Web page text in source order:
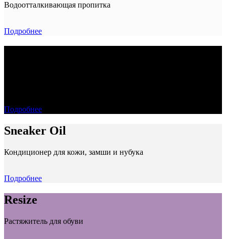
Водоотталкивающая пропитка
Подробнее
Подробнее
Sneaker Oil
Кондиционер для кожи, замши и нубука
Подробнее
Resize
Растяжитель для обуви